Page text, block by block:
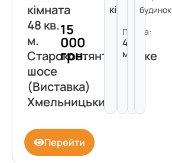
кімната
48 кв.
м.
Старокостянтинівське
шосе
(Виставка)
Хмельницький
15
000
грн.
кімната
Площа:
48
м²
будинок
Перейти